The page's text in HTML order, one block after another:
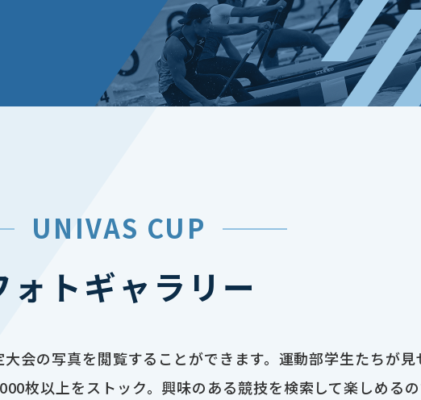
UNIVAS CUP
ォトギャラリー
会の写真を閲覧することができます。運動部学生たちが
枚以上をストック。興味のある競技を検索して楽しめる